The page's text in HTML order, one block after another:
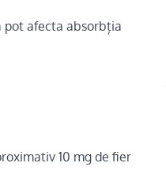
pot afecta absorbția
10 mg de fier